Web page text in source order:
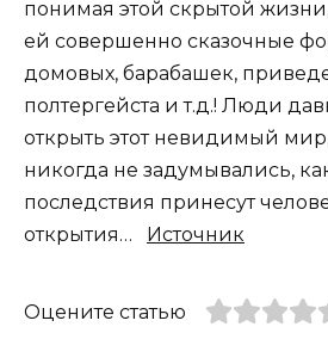
Источник
Оцените статью